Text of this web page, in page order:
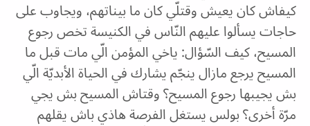
كيفاش كان يعيش وقتلّي كان ما بيناتهم، ويجاوب على
حاجات يسألوا عليهم النّاس في الكنيسة تخص رجوع
المسيح، كيف السّؤال: ياخي المؤمن الّي مات قبل ما
المسيح يرجع مازال ينجّم يشارك في الحياة الأبديّة الّي
بش يجيبها رجوع المسيح؟ وقتاش المسيح بش يجي
مرّة أخرى؟ بولس يستغل الفرصة هاذي باش يقلهم